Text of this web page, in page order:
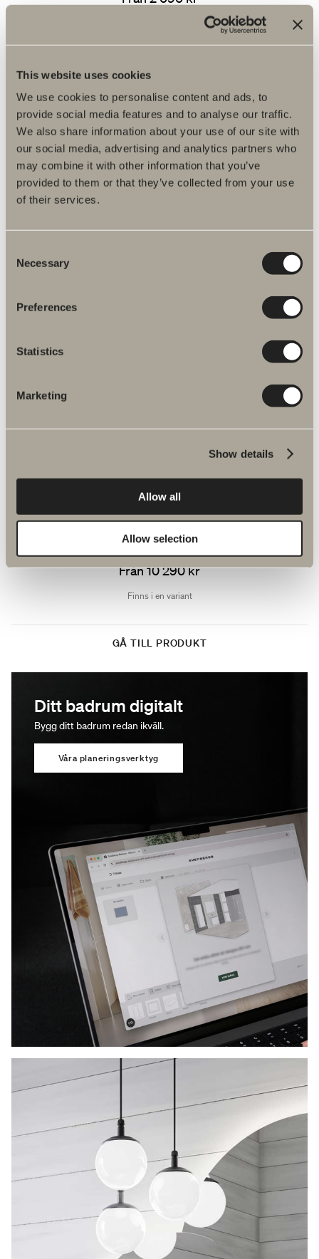
This website uses cookies
We use cookies to personalise content and ads, to
provide social media features and to analyse our traffic.
We also share information about your use of our site with
our social media, advertising and analytics partners who
may combine it with other information that you’ve
provided to them or that they’ve collected from your use
of their services.
Selection
Necessary
Preferences
Statistics
Marketing
Show details
Allow all
Allow selection
GÅ TILL PRODUKT
Spegel Tived LED
Traditionell spegel med eller utan belysning.
Från 3 990 kr
Valje Rundad 120
Minimalistisk spegel med ett stämningsfullt Gloria-ljus.
Från 10 290 kr
Finns i en variant
GÅ TILL PRODUKT
Ditt badrum digitalt
Bygg ditt badrum redan ikväll.
Våra planeringsverktyg